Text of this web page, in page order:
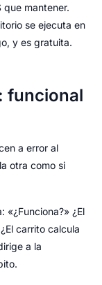
que mantener.
se ejecuta en
y es gratuita.
funcional
a error al
otra como si
«¿Funciona?» ¿El
carrito calcula
a la